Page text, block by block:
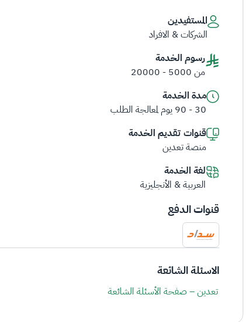
المستفيدين
الشركات & الافراد
رسوم الخدمة
من 5000 - 20000
مدة الخدمة
30 - 90 يوم لمعالجة الطلب
قنوات تقديم الخدمة
منصة تعدين
لغة الخدمة
العربية & الأنجليزية
قنوات الدفع
الاسئلة الشائعة
تعدين – صفحة الأسئلة الشائعة